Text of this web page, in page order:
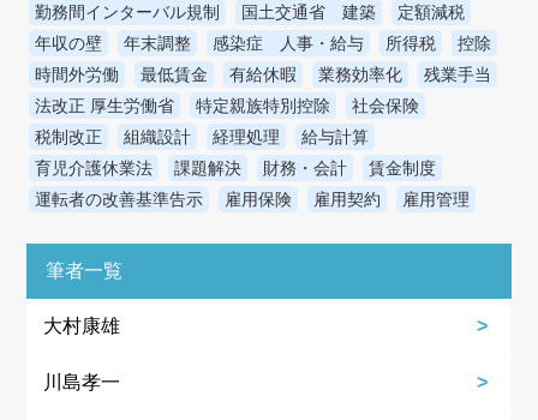
勤務間インターバル規制
国土交通省 建築
定額減税
年収の壁
年末調整 感染症 人事・給与 所得税
控除
時間外労働
最低賃金 有給休暇 業務効率化
残業手当
法改正 厚生労働省
特定親族特別控除
社会保険
税制改正
組織設計 経理処理
給与計算
育児介護休業法
課題解決 財務・会計
賃金制度
運転者の改善基準告示
雇用保険 雇用契約 雇用管理
筆者一覧
大村康雄
川島孝一